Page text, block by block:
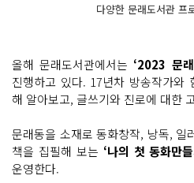
다양한 문래도서관
올해 문래도서관에서는 ‘2023 문
진행하고 있다. 17년차 방송작가와
해 알아보고, 글쓰기와 진로에 대한
문래동을 소재로 동화창작, 낭독, 일
책을 집필해 보는 ‘나의 첫 동화만
운영한다.